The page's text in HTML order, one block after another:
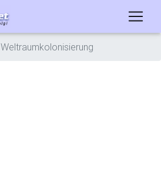
Weltraumkolonisierung